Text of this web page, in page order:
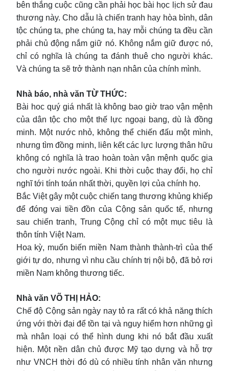
bên thắng cuộc cũng cần phải học bài học lịch sử đau
thương này. Cho dẫu là chiến tranh hay hòa bình, dân
tộc chúng ta, phe chúng ta, hay mỗi chúng ta đều cần
phải chủ động nắm giữ nó. Không nắm giữ được nó,
chỉ có nghĩa là chúng ta đánh thuê cho người khác.
Và chúng ta sẽ trở thành nạn nhân của chính mình.
Nhà báo, nhà văn TỪ THỨC:
Bài hoc quý giá nhất là không bao giờ trao vận mệnh
của dân tộc cho một thế lực ngoại bang, dù là đồng
minh. Một nước nhỏ, không thể chiến đấu một mình,
nhưng tìm đồng minh, liên kết các lực lượng thân hữu
không có nghĩa là trao hoàn toàn vận mệnh quốc gia
cho người nước ngoài. Khi thời cuộc thay đổi, họ chỉ
nghĩ tới tính toán nhất thời, quyền lợi của chính họ.
Bắc Việt gây một cuộc chiến tang thương khủng khiếp
để đóng vai tiền đồn của Cộng sản quốc tế, nhưng
sau chiến tranh, Trung Cộng chỉ có một mục tiêu là
thôn tính Việt Nam.
Hoa kỳ, muốn biến miền Nam thành thành-trì của thế
giới tự do, nhưng vì nhu cầu chính trị nội bộ, đã bỏ rơi
miền Nam không thương tiếc.
Nhà văn VÕ THỊ HẢO:
Chế độ Cộng sản ngày nay tỏ ra rất có khả năng thích
ứng với thời đại để tồn tại và nguy hiểm hơn những gì
mà nhân loại có thể hình dung khi nó bắt đầu xuất
hiện. Một nền dân chủ được Mỹ tạo dựng và hỗ trợ
như VNCH thời đó dù có nhiều tính nhân văn nhưng